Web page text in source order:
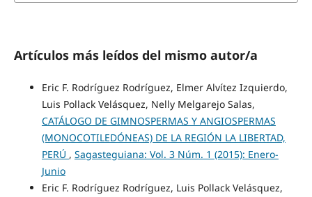
Artículos más leídos del mismo autor/a
Eric F. Rodríguez Rodríguez, Elmer Alvítez Izquierdo,
Luis Pollack Velásquez, Nelly Melgarejo Salas,
CATÁLOGO DE GIMNOSPERMAS Y ANGIOSPERMAS
(MONOCOTILEDÓNEAS) DE LA REGIÓN LA LIBERTAD,
PERÚ , Sagasteguiana: Vol. 3 Núm. 1 (2015): Enero-
Junio
Eric F. Rodríguez Rodríguez, Luis Pollack Velásquez,